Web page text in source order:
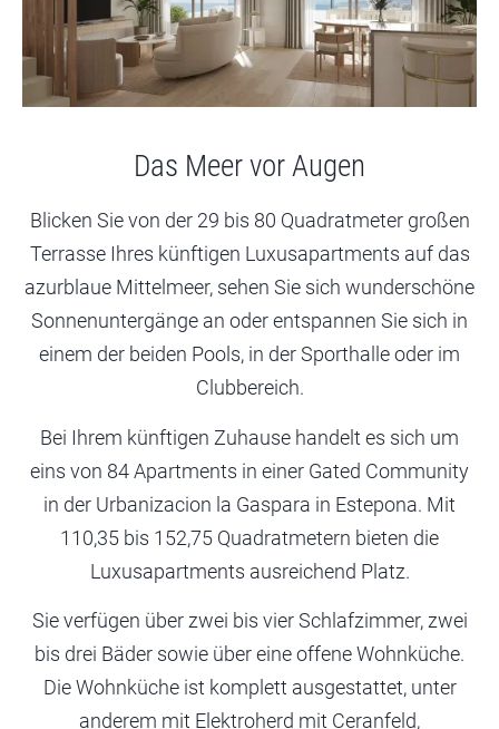
Das Meer vor Augen
Blicken Sie von der 29 bis 80 Quadratmeter großen
Terrasse Ihres künftigen Luxusapartments auf das
azurblaue Mittelmeer, sehen Sie sich wunderschöne
Sonnenuntergänge an oder entspannen Sie sich in
einem der beiden Pools, in der Sporthalle oder im
Clubbereich.
Bei Ihrem künftigen Zuhause handelt es sich um
eins von 84 Apartments in einer Gated Community
in der Urbanizacion la Gaspara in Estepona. Mit
110,35 bis 152,75 Quadratmetern bieten die
Luxusapartments ausreichend Platz.
Sie verfügen über zwei bis vier Schlafzimmer, zwei
bis drei Bäder sowie über eine offene Wohnküche.
Die Wohnküche ist komplett ausgestattet, unter
anderem mit Elektroherd mit Ceranfeld,